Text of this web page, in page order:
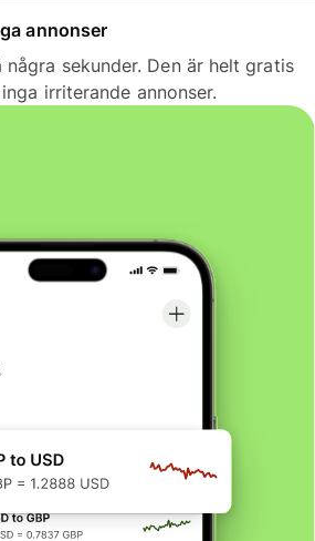
annonser
några sekunder. Den är helt gratis
irriterande annonser.